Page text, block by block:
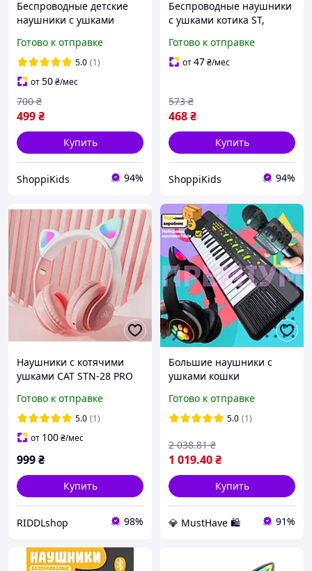
Беспроводные детские
наушники с ушками
наушники с кошачьими
ушками.
Готово к отправке
5.0 (1)
от50₴/мес
499₴
700 ₴
Купить
ShoppiKids 94%
Беспроводные наушники
с ушками котика ST,
ушками, Детские стерео
наушники
Готово к отправке
от47₴/мес
468₴
573 ₴
Купить
ShoppiKids 94%
Наушники с котячими
ушками CAT STN-28 PRO
Готово к отправке
5.0 (1)
от 100₴/мес
999₴
Купить
RIDDLshop 98%
Большие наушники с
ушками кошки
гарнитура с микрофоном
AUX FM радио MP3
подсветка детские и
Готово к отправке
5.0 (1)
1 019.40₴
2 038.81 ₴
Купить
💎 MustHave 🛍️ 91%